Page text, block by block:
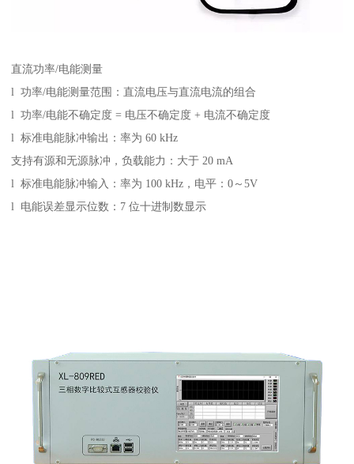
直流功率/电能测量
l 功率/电能测量范围：直流电压与直流电流的组合
l 功率/电能不确定度 = 电压不确定度 + 电流不确定度
l 标准电能脉冲输出：率为 60 kHz
支持有源和无源脉冲，负载能力：大于 20 mA
l 标准电能脉冲输入：率为 100 kHz，电平：0～5V
l 电能误差显示位数：7 位十进制数显示